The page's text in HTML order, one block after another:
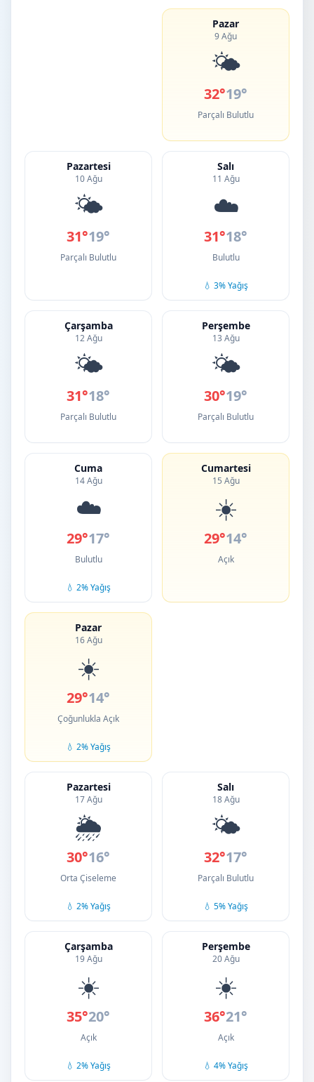
Pazar
9 Ağu
🌤️
32°19°
Parçalı Bulutlu
Pazartesi
10 Ağu
🌤️
31°19°
Parçalı Bulutlu
Salı
11 Ağu
☁️
31°18°
Bulutlu
💧 3% Yağış
Çarşamba
12 Ağu
🌤️
31°18°
Parçalı Bulutlu
Perşembe
13 Ağu
🌤️
30°19°
Parçalı Bulutlu
Cuma
14 Ağu
☁️
29°17°
Bulutlu
💧 2% Yağış
Cumartesi
15 Ağu
☀️
29°14°
Açık
Pazar
16 Ağu
☀️
29°14°
Çoğunlukla Açık
💧 2% Yağış
Pazartesi
17 Ağu
🌦️
30°16°
Orta Çiseleme
💧 2% Yağış
Salı
18 Ağu
🌤️
32°17°
Parçalı Bulutlu
💧 5% Yağış
Çarşamba
19 Ağu
☀️
35°20°
Açık
💧 2% Yağış
Perşembe
20 Ağu
☀️
36°21°
Açık
💧 4% Yağış